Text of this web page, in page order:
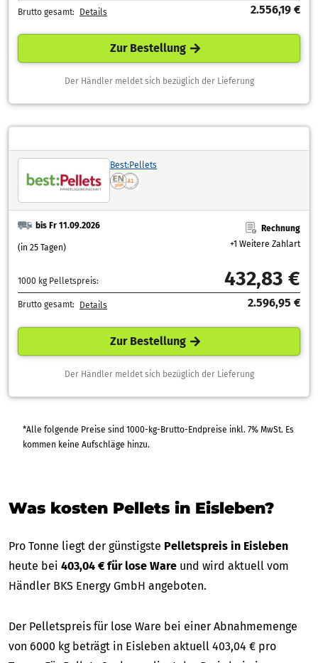
Brutto gesamt: Details 2.556,19 €
Zur Bestellung
Der Händler meldet sich bezüglich der Lieferung
Best:Pellets
bis Fr 11.09.2026
(in 25 Tagen)
Rechnung
+1 Weitere Zahlart
1000 kg Pelletspreis: 432,83 €
Brutto gesamt: Details 2.596,95 €
Zur Bestellung
Der Händler meldet sich bezüglich der Lieferung
*Alle folgende Preise sind 1000-kg-Brutto-Endpreise inkl. 7% MwSt. Es
kommen keine Aufschläge hinzu.
Was kosten Pellets in Eisleben?
Pro Tonne liegt der günstigste Pelletspreis in Eisleben
heute bei 403,04 € für lose Ware und wird aktuell vom
Händler BKS Energy GmbH angeboten.
Der Pelletspreis für lose Ware bei einer Abnahmemenge
von 6000 kg beträgt in Eisleben aktuell 403,04 € pro